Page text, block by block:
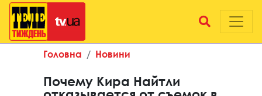
Головна Новини
Почему Кира Найтли